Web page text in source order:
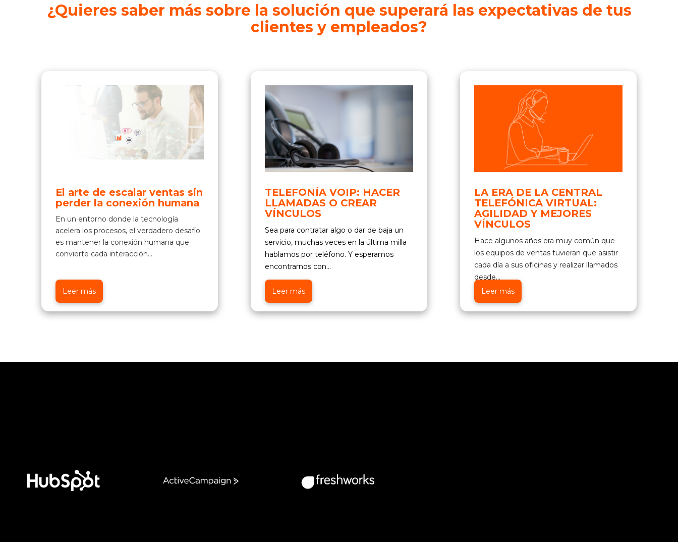
¿Quieres saber más sobre la solución que superará las expectativas de tus
clientes y empleados?
El arte de escalar ventas sin
perder la conexión humana
En un entorno donde la tecnología
acelera los procesos, el verdadero desafío
es mantener la conexión humana que
convierte cada interacción...
Leer más
TELEFONÍA VOIP: HACER
LLAMADAS O CREAR
VÍNCULOS
Sea para contratar algo o dar de baja un
servicio, muchas veces en la última milla
hablamos por teléfono. Y esperamos
encontrarnos con...
Leer más
LA ERA DE LA CENTRAL
TELEFÓNICA VIRTUAL:
AGILIDAD Y MEJORES
VÍNCULOS
Hace algunos años era muy común que
los equipos de ventas tuvieran que asistir
cada día a sus oficinas y realizar llamados
desde...
Leer más